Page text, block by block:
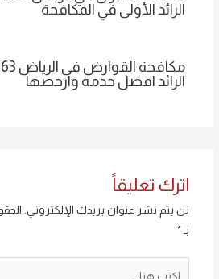
الرائد الأولى في المكافحة
الرائد افضل خدمة وارخصها
اترك تعليقاً
لن يتم نشر عنوان بريدك الإلكتروني.
بـ *